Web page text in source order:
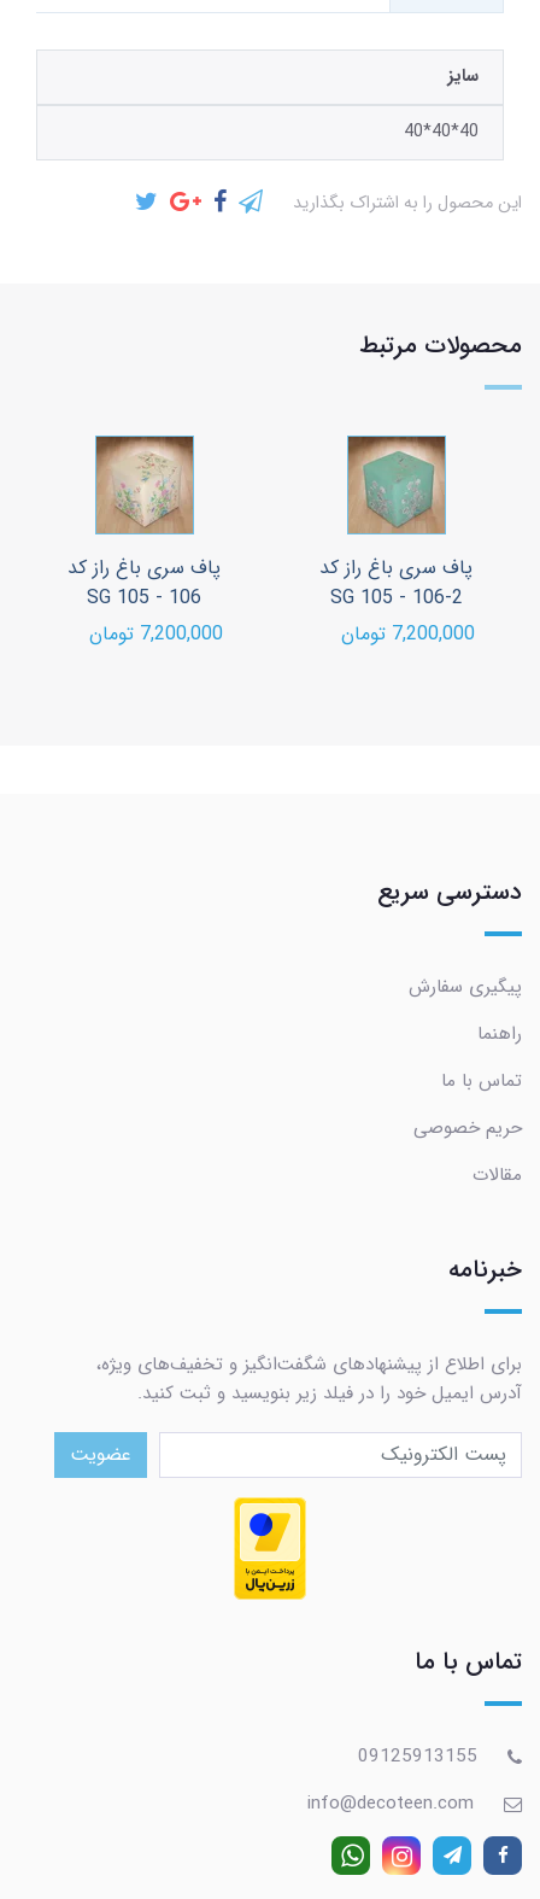
سایز
40*40*40
این محصول را به اشتراک بگذارید
محصولات مرتبط
پاف سری باغ راز کد
2-SG 105 - 106
7,200,000 تومان
پاف سری باغ راز کد
SG 105 - 106
7,200,000 تومان
دسترسی سریع
پیگیری سفارش
راهنما
تماس با ما
حریم خصوصی
مقالات
خبرنامه
برای اطلاع از پیشنهادهای شگفت‌انگیز و تخفیف‌های ویژه،
آدرس ایمیل خود را در فیلد زیر بنویسید و ثبت کنید.
عضویت
تماس با ما